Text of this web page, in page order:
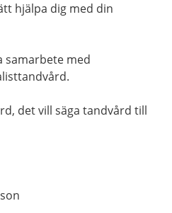
hjälpa dig med din
samarbete med
det vill säga tandvård till